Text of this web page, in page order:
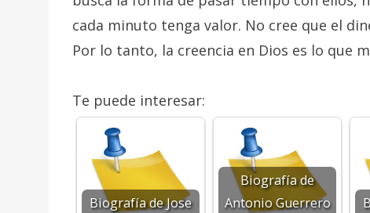
cada minuto tenga valor. No cree que el
Por lo tanto, la creencia en Dios es lo que
Te puede interesar:
Biografía de Jose
Biografía de
Antonio Guerrero